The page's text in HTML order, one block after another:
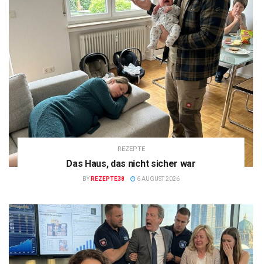
REZEPTE
Das Haus, das nicht sicher war
BY REZEPTE38 6 AUGUST 2026